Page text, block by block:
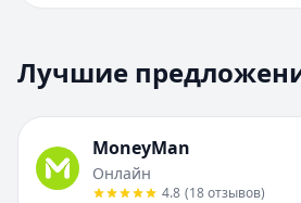
Лучшие
MoneyMan
Онлайн
4.8 (18отзывов)